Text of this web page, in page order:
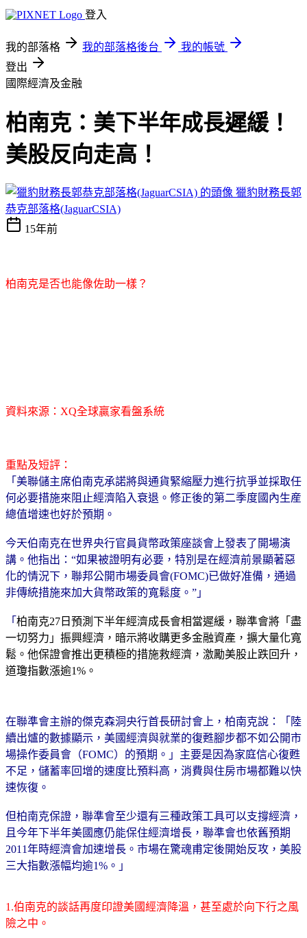
登入
我的部落格 我的部落格後台
我的帳號
登出
國際經濟及金融
柏南克：美下半年成長遲緩！
美股反向走高！
獵豹財務長郭
恭克部落格(JaguarCSIA)
15年前
柏南克是否也能像佐助一樣？
資料來源：XQ全球贏家看盤系統
重點及短評：
「美聯儲主席伯南克承諾將與通貨緊縮壓力進行抗爭並採取任
何必要措施來阻止經濟陷入衰退。修正後的第二季度國內生産
總值增速也好於預期。
今天伯南克在世界央行官員貨幣政策座談會上發表了開場演
講。他指出：“如果被證明有必要，特別是在經濟前景顯著惡
化的情況下，聯邦公開市場委員會(FOMC)已做好准備，通過
非傳統措施來加大貨幣政策的寬鬆度。”」
「 柏南克27日預測下半年經濟成長會相當遲緩，聯準會將「盡
一切努力」振興經濟，暗示將收購更多金融資產，擴大量化寬
鬆。他保證會推出更積極的措施救經濟，激勵美股止跌回升，
道瓊指數漲逾1%。
在聯準會主辦的傑克森洞央行首長研討會上，柏南克說：「陸
續出爐的數據顯示，美國經濟與就業的復甦腳步都不如公開市
場操作委員會（FOMC）的預期。」主要是因為家庭信心復甦
不足，儲蓄率回增的速度比預料高，消費與住房市場都難以快
速恢復。
但柏南克保證，聯準會至少還有三種政策工具可以支撐經濟，
且今年下半年美國應仍能保住經濟增長，聯準會也依舊預期
2011年時經濟會加速增長。市場在驚魂甫定後開始反攻，美股
三大指數漲幅均逾1%。」
1.伯南克的談話再度印證美國經濟降溫，甚至處於向下行之風
險之中。